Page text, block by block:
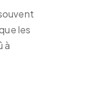
les
à